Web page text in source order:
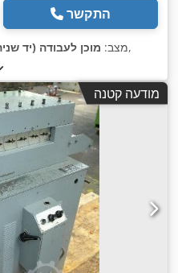
התקשר
מצב: מוכן לעבודה (יד ,
מודעה קטנה